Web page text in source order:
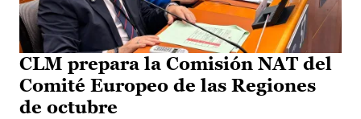
CLM prepara la Comisión NAT del
Comité Europeo de las Regiones
de octubre